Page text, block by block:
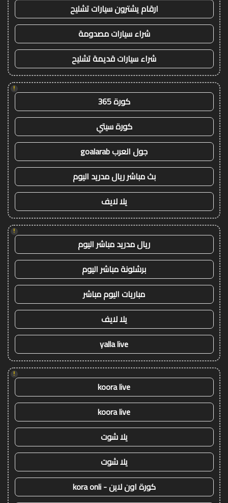
ارقام يشترون سيارات تشليح
شراء سيارات مصدومة
شراء سيارات قديمة تشليح
!
كورة 365
كورة سيتي
جول العرب goalarab
بث مباشر ريال مدريد اليوم
يلا لايف
!
ريال مدريد مباشر اليوم
برشلونة مباشر اليوم
مباريات اليوم مباشر
يلا لايف
yalla live
!
koora live
koora live
يلا شوت
يلا شوت
كورة اون لاين - kora onli